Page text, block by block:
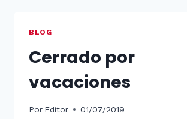
ESCRITURA
BLOG
Cerrado por
vacaciones
Por Editor 01/07/2019